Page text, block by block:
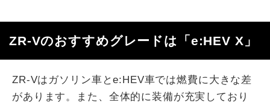
ZR-Vのおすすめグレードは「e:HEV X」
ZR-Vはガソリン車とe:HEV車では燃費に大きな差
があります。また、全体的に装備が充実しており